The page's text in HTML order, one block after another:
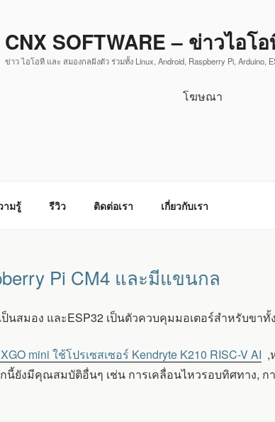
CNX SOFTWARE – ข่าวไอโ
ข่าว ไอโอที และ สมองกลฝังตัว ร่วมทั้ง Linux, Android, Raspberry Pi, Arduino,
โฆษณา
ามรู้ รีวิว ติดต่อเรา เกี่ยวกับเรา
Pi CM4 และมีแขนกล
ป็นสมอง และESP32 เป็นตัวควบคุมมอเตอร์สำหรับข
mini ใช้โปรเซสเซอร์ Kendryte K210 RISC-V AI ,
นี้ยังมีคุณสมบัติอื่นๆ เช่น การเคลื่อนไหวรอบทิศทาง,